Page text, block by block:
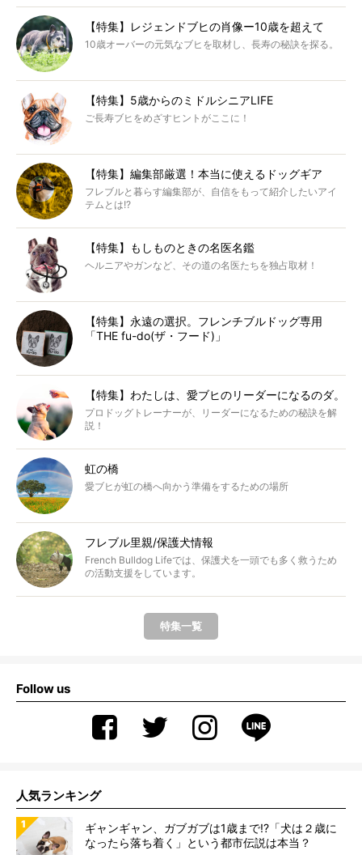
【特集】レジェンドブヒの肖像ー10歳を超えて
10歳オーバーの元気なブヒを取材し、長寿の秘訣を探る。
【特集】5歳からのミドルシニアLIFE
ご長寿ブヒをめざすヒントがここに！
【特集】編集部厳選！本当に使えるドッグギア
フレブルと暮らす編集部が、自信をもって紹介したいアイ
テムとは!?
【特集】もしものときの名医名鑑
ヘルニアやガンなど、その道の名医たちを独占取材！
【特集】永遠の選択。フレンチブルドッグ専用
「THE fu-do(ザ・フード)」
【特集】わたしは、愛ブヒのリーダーになるのダ。
プロドッグトレーナーが、リーダーになるための秘訣を解
説！
虹の橋
愛ブヒが虹の橋へ向かう準備をするための場所
フレブル里親/保護犬情報
French Bulldog Lifeでは、保護犬を一頭でも多く救うため
の活動支援をしています。
特集一覧
Follow us
人気ランキング
ギャンギャン、ガブガブは1歳まで!?「犬は２歳に
なったら落ち着く」という都市伝説は本当？